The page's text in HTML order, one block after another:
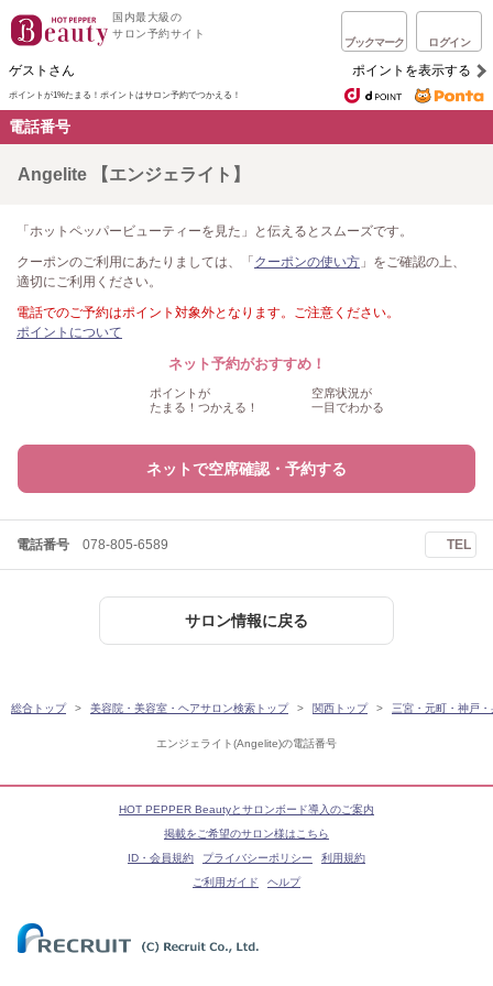
国内最大級の
サロン予約サイト
ブックマーク ログイン
ゲストさん ポイントを表示する
ポイントが1%たまる！ ポイントはサロン予約でつかえる！
電話番号
エンジェライト(Angelite)の電話番号
Angelite 【エンジェライト】
「ホットペッパービューティーを見た」と伝えるとスムーズです。
クーポンのご利用にあたりましては、「 クーポンの使い方 」をご確認の上、
適切にご利用ください。
電話でのご予約はポイント対象外となります。ご注意ください。
ポイントについて
ネット予約がおすすめ！
ポイントが
たまる！つかえる！
空席状況が
一目でわかる
ネットで空席確認・予約する
電話番号 078-805-6589 TEL
サロン情報に戻る
総合トップ 美容院・美容室・ヘアサロン検索トップ 関西トップ 三宮・元町・神戸
HOT PEPPER Beautyとサロンボード導入のご案内
掲載をご希望のサロン様はこちら
ID・会員規約
プライバシーポリシー
利用規約
ご利用ガイド
ヘルプ